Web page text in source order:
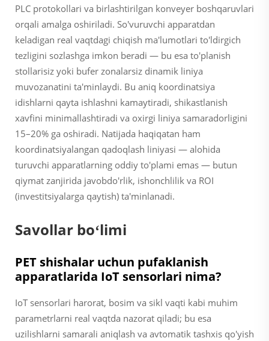
PLC protokollari va birlashtirilgan konveyer boshqaruvlari
orqali amalga oshiriladi. So'vuruvchi apparatdan
keladigan real vaqtdagi chiqish ma'lumotlari to'ldirgich
tezligini sozlashga imkon beradi — bu esa to'planish
stollarisiz yoki bufer zonalarsiz dinamik liniya
muvozanatini ta'minlaydi. Bu aniq koordinatsiya
idishlarni qayta ishlashni kamaytiradi, shikastlanish
xavfini minimallashtiradi va oxirgi liniya samaradorligini
15–20% ga oshiradi. Natijada haqiqatan ham
koordinatsiyalangan qadoqlash liniyasi — alohida
turuvchi apparatlarning oddiy to'plami emas — butun
qiymat zanjirida javobdo'rlik, ishonchlilik va ROI
(investitsiyalarga qaytish) ta'minlanadi.
Savollar boʻlimi
PET shishalar uchun pufaklanish
apparatlarida IoT sensorlari nima?
IoT sensorlari harorat, bosim va sikl vaqti kabi muhim
parametrlarni real vaqtda nazorat qiladi; bu esa
uzilishlarni samarali aniqlash va avtomatik tashxis qo'yish